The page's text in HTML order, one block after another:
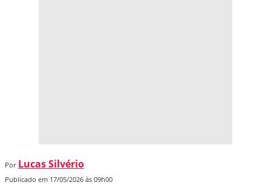
Por Lucas Silvério
Publicado em 17/05/2026 às 09h00